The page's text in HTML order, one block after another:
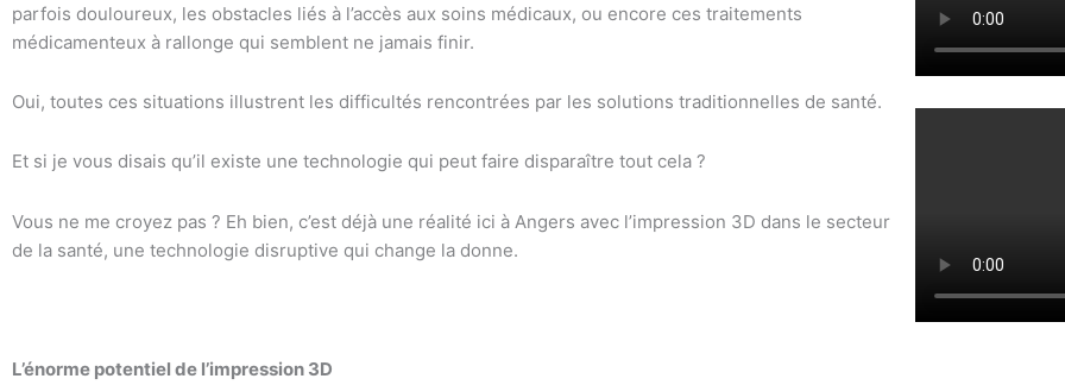
parfois douloureux, les obstacles liés à l’accès aux soins médicaux, ou encore ces traitements
médicamenteux à rallonge qui semblent ne jamais finir.
Oui, toutes ces situations illustrent les difficultés rencontrées par les solutions traditionnelles de santé.
Et si je vous disais qu’il existe une technologie qui peut faire disparaître tout cela ?
Vous ne me croyez pas ? Eh bien, c’est déjà une réalité ici à Angers avec l’impression 3D dans le secteur
de la santé, une technologie disruptive qui change la donne.
L’énorme potentiel de l’impression 3D